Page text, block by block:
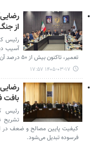
از
رئیس
تعمیر، تاکنون بیش از ۵۰ درصد آن‌ها تعمیر شده و مابقی نیز در حال انجام است.
۱۴۰۵-۰۳-۱۷ ۱۷:۵۷
بافت
رئیس
تشریح
فرسوده تبدیل می‌شود.